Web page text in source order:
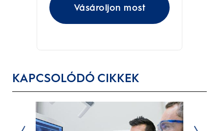
Vásároljon most
KAPCSOLÓDÓ CIKKEK